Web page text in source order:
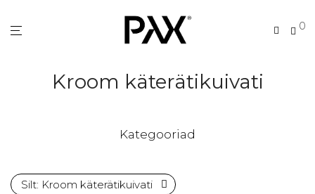
0
Kroom käterätikuivati
Kategooriad
Silt: Kroom käterätikuivati